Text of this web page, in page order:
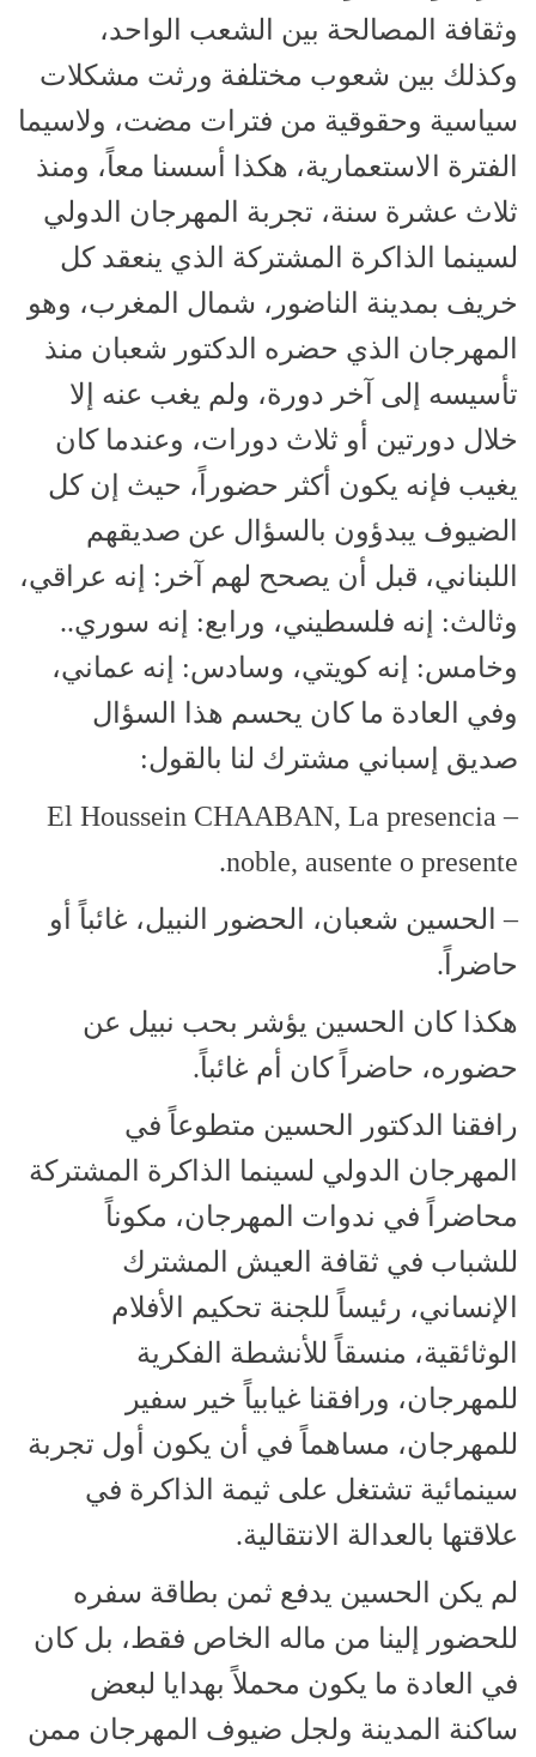
وثقافة المصالحة بين الشعب الواحد،
وكذلك بين شعوب مختلفة ورثت مشكلات
سياسية وحقوقية من فترات مضت، ولاسيما
الفترة الاستعمارية، هكذا أسسنا معاً، ومنذ
ثلاث عشرة سنة، تجربة المهرجان الدولي
لسينما الذاكرة المشتركة الذي ينعقد كل
خريف بمدينة الناضور، شمال المغرب، وهو
المهرجان الذي حضره الدكتور شعبان منذ
تأسيسه إلى آخر دورة، ولم يغب عنه إلا
خلال دورتين أو ثلاث دورات، وعندما كان
يغيب فإنه يكون أكثر حضوراً، حيث إن كل
الضيوف يبدؤون بالسؤال عن صديقهم
اللبناني، قبل أن يصحح لهم آخر: إنه عراقي،
وثالث: إنه فلسطيني، ورابع: إنه سوري..
وخامس: إنه كويتي، وسادس: إنه عماني،
وفي العادة ما كان يحسم هذا السؤال
صديق إسباني مشترك لنا بالقول:
– El Houssein CHAABAN, La presencia
noble, ausente o presente.
– الحسين شعبان، الحضور النبيل، غائباً أو
حاضراً.
هكذا كان الحسين يؤشر بحب نبيل عن
حضوره، حاضراً كان أم غائباً.
رافقنا الدكتور الحسين متطوعاً في
المهرجان الدولي لسينما الذاكرة المشتركة
محاضراً في ندوات المهرجان، مكوناً
للشباب في ثقافة العيش المشترك
الإنساني، رئيساً للجنة تحكيم الأفلام
الوثائقية، منسقاً للأنشطة الفكرية
للمهرجان، ورافقنا غيابياً خير سفير
للمهرجان، مساهماً في أن يكون أول تجربة
سينمائية تشتغل على ثيمة الذاكرة في
علاقتها بالعدالة الانتقالية.
لم يكن الحسين يدفع ثمن بطاقة سفره
للحضور إلينا من ماله الخاص فقط، بل كان
في العادة ما يكون محملاً بهدايا لبعض
ساكنة المدينة ولجل ضيوف المهرجان ممن